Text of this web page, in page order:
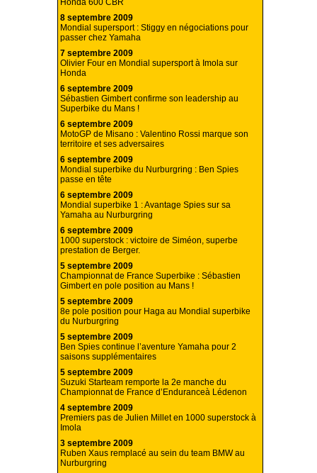
Honda 600 CBR
8 septembre 2009
Mondial supersport : Stiggy en négociations pour
passer chez Yamaha
7 septembre 2009
Olivier Four en Mondial supersport à Imola sur
Honda
6 septembre 2009
Sébastien Gimbert confirme son leadership au
Superbike du Mans !
6 septembre 2009
MotoGP de Misano : Valentino Rossi marque son
territoire et ses adversaires
6 septembre 2009
Mondial superbike du Nurburgring : Ben Spies
passe en tête
6 septembre 2009
Mondial superbike 1 : Avantage Spies sur sa
Yamaha au Nurburgring
6 septembre 2009
1000 superstock : victoire de Siméon, superbe
prestation de Berger.
5 septembre 2009
Championnat de France Superbike : Sébastien
Gimbert en pole position au Mans !
5 septembre 2009
8e pole position pour Haga au Mondial superbike
du Nurburgring
5 septembre 2009
Ben Spies continue l’aventure Yamaha pour 2
saisons supplémentaires
5 septembre 2009
Suzuki Starteam remporte la 2e manche du
Championnat de France d’Enduranceà Lédenon
4 septembre 2009
Premiers pas de Julien Millet en 1000 superstock à
Imola
3 septembre 2009
Ruben Xaus remplacé au sein du team BMW au
Nurburgring